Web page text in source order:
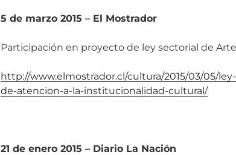
5 de marzo 2015 – El Mostrador
Participación en proyecto de ley sectorial de
http://www.elmostrador.cl/cultura/2015/03/05/
de-atencion-a-la-institucionalidad-cultural/
21 de enero 2015 – Diario La Nación